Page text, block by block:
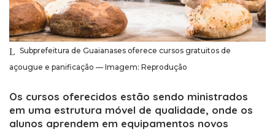
Subprefeitura de Guaianases oferece cursos gratuitos de
açougue e panificação — Imagem: Reprodução
Os cursos oferecidos estão sendo ministrados
em uma estrutura móvel de qualidade, onde os
alunos aprendem em equipamentos novos